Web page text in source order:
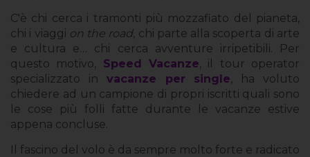
C'è chi cerca i tramonti più mozzafiato del pianeta,
chi i viaggi on the road, chi parte alla scoperta di arte
e cultura e… chi cerca avventure irripetibili. Per
questo motivo, Speed Vacanze, il tour operator
specializzato in vacanze per single, ha voluto
chiedere ad un campione di propri iscritti quali sono
le cose più folli fatte durante le vacanze estive
appena concluse.
Il fascino del volo è da sempre molto forte e radicato